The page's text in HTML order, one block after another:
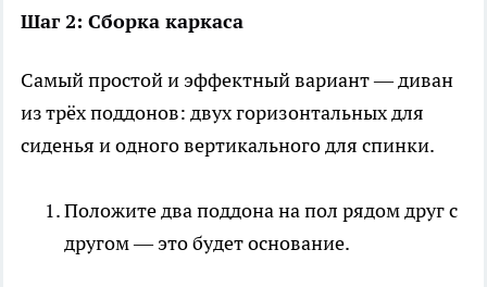
Шаг 2: Сборка каркаса
Самый простой и эффектный вариант — диван
из трёх поддонов: двух горизонтальных для
сиденья и одного вертикального для спинки.
Положите два поддона на пол рядом друг с
другом — это будет основание.